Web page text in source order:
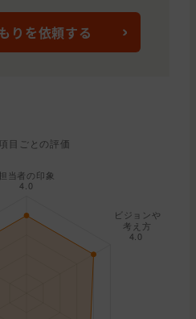
りを依頼する